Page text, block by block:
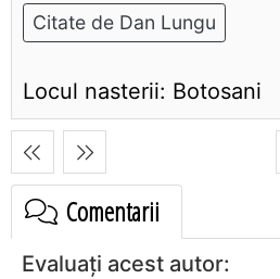
Citate de Dan Lungu
Locul nasterii: Botosani
Comentarii
Evaluați acest autor: